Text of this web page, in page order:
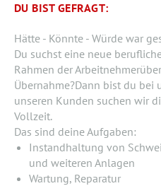
DU BIST GEFRAGT:
Hätte - Könnte - Würde war
Du suchst eine neue
Rahmen der
Übernahme?Dann bist du bei
unseren Kunden suchen wir
Vollzeit.
Das sind deine Aufgaben:
Instandhaltung von
und weiteren Anlagen
Wartung, Reparatur